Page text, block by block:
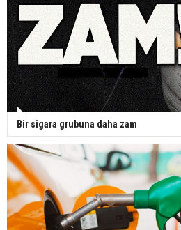
Bir sigara grubuna daha zam